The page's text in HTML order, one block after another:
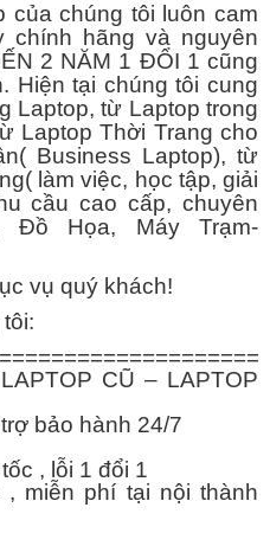
chúng tôi luôn cam
chính hãng và nguyên
2 NĂM 1 ĐỔI 1 cũng
Hiện tại chúng tôi cung
Laptop, từ Laptop trong
Laptop Thời Trang cho
Business Laptop), từ
làm việc, học tập, giải
cầu cao cấp, chuyên
Đồ Họa, Máy Trạm-
vụ quý khách!
CŨ – LAPTOP
bảo hành 24/7
, lỗi 1 đổi 1
, miễn phí tại nội thành